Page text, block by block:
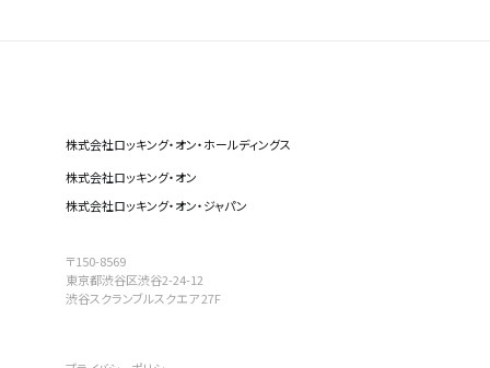
株式会社ロッキング・オン・ホールディングス
株式会社ロッキング・オン
株式会社ロッキング・オン・ジャパン
〒150-8569
東京都渋谷区渋谷2-24-12
渋谷スクランブルスクエア 27F